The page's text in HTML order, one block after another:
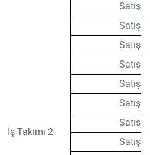
İş Takımı 2
Satış
Satış
Satış
Satış
Satış
Satış
Satış
Satış